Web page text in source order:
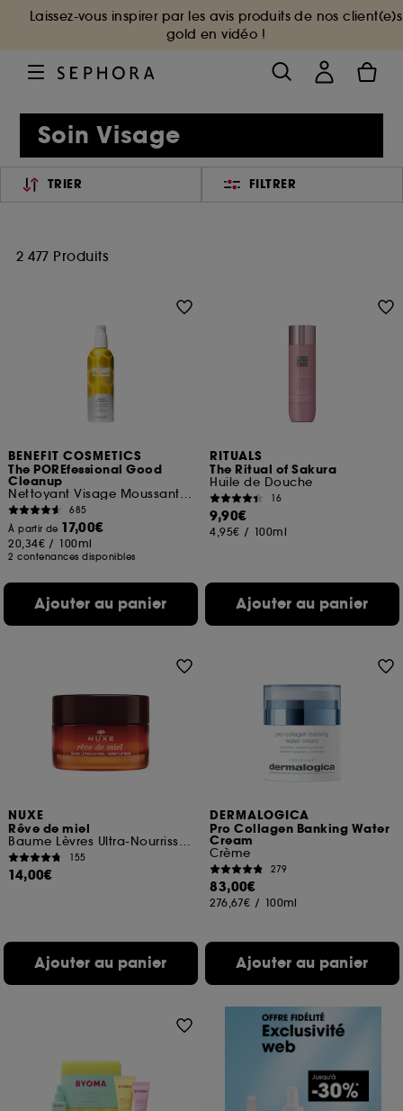
Laissez-vous inspirer par les avis produits de nos client(e)s
gold en vidéo !
Soin Visage
TRIER FILTRER
2 477 Produits
BENEFIT COSMETICS
The POREfessional Good
Cleanup
Nettoyant Visage Moussant Purifiant
685
À partir de 17,00€
20,34€ / 100ml
2 contenances disponibles
Ajouter au panier
RITUALS
The Ritual of Sakura
Huile de Douche
16
9,90€
4,95€ / 100ml
Ajouter au panier
NUXE
Rêve de miel
Baume Lèvres Ultra-Nourrissant
155
14,00€
Ajouter au panier
DERMALOGICA
Pro Collagen Banking Water
Cream
Crème
279
83,00€
276,67€ / 100ml
Ajouter au panier